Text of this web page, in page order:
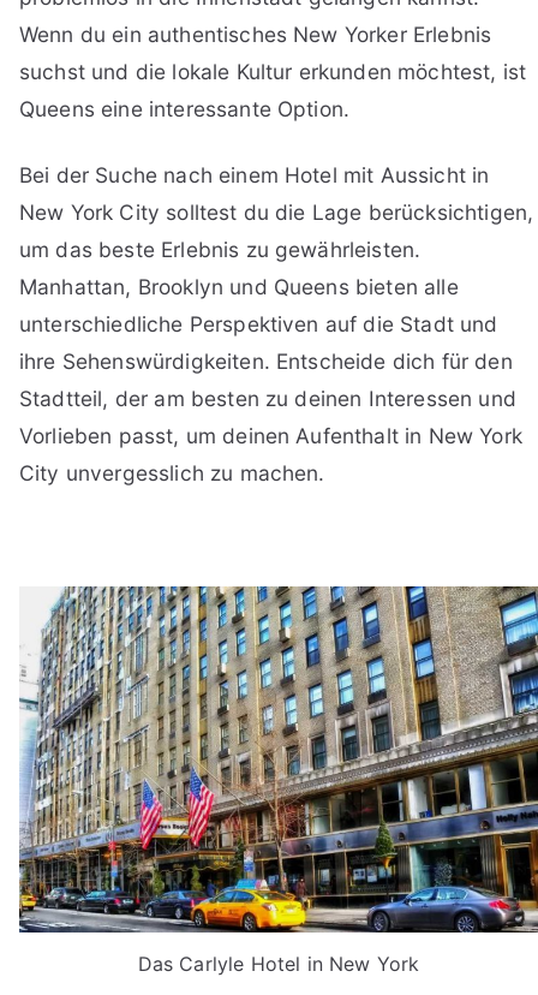
Wenn du ein authentisches New Yorker Erlebnis
suchst und die lokale Kultur erkunden möchtest, ist
Queens eine interessante Option.
Bei der Suche nach einem Hotel mit Aussicht in
New York City solltest du die Lage berücksichtigen,
um das beste Erlebnis zu gewährleisten.
Manhattan, Brooklyn und Queens bieten alle
unterschiedliche Perspektiven auf die Stadt und
ihre Sehenswürdigkeiten. Entscheide dich für den
Stadtteil, der am besten zu deinen Interessen und
Vorlieben passt, um deinen Aufenthalt in New York
City unvergesslich zu machen.
Das Carlyle Hotel in New York